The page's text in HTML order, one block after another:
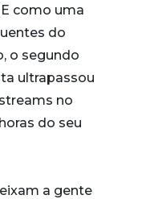
como uma
do
o segundo
ultrapassou
no
do seu
a gente